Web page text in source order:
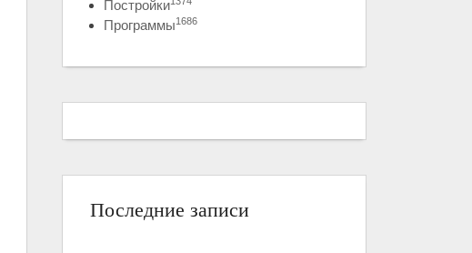
Постройки
Программы1686
Последние записи